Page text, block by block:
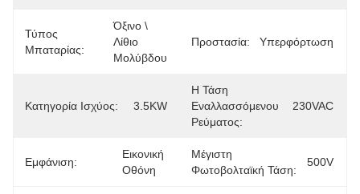
Τύπος
Μπαταρίας:
Όξινο \
Λίθιο
Μολύβδου
Προστασία: Υπερφόρτωση
Κατηγορία Ισχύος: 3.5KW
Η Τάση
Εναλλασσόμενου
Ρεύματος:
230VAC
Εμφάνιση:
Εικονική
Οθόνη
Μέγιστη
Φωτοβολταϊκή Τάση:
500V